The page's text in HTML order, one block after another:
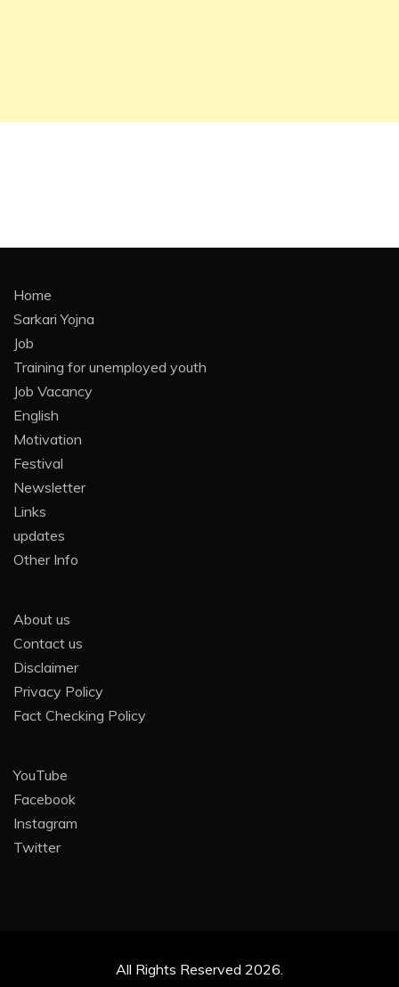
Home
Sarkari Yojna
Job
Training for unemployed youth
Job Vacancy
English
Motivation
Festival
Newsletter
Links
updates
Other Info
About us
Contact us
Disclaimer
Privacy Policy
Fact Checking Policy
YouTube
Facebook
Instagram
Twitter
All Rights Reserved 2026.